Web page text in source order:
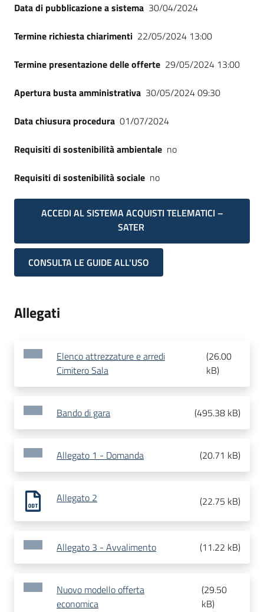
Data di pubblicazione a sistema 30/04/2024
Termine richiesta chiarimenti 22/05/2024 13:00
Termine presentazione delle offerte 29/05/2024 13:00
Apertura busta amministrativa 30/05/2024 09:30
Data chiusura procedura 01/07/2024
Requisiti di sostenibilità ambientale no
Requisiti di sostenibilità sociale no
ACCEDI AL SISTEMA ACQUISTI TELEMATICI –
SATER
CONSULTA LE GUIDE ALL'USO
Allegati
Elenco attrezzature e arredi
Cimitero Sala
(26.00
kB)
Bando di gara (495.38 kB)
Allegato 1 - Domanda (20.71 kB)
Allegato 2 (22.75 kB)
Allegato 3 - Avvalimento (11.22 kB)
Nuovo modello offerta
economica
(29.50
kB)